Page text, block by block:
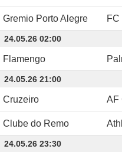
Gremio Porto Alegre FC
24.05.26 02:00
Flamengo
24.05.26 21:00
Cruzeiro AF
Clube do Remo
24.05.26 23:30